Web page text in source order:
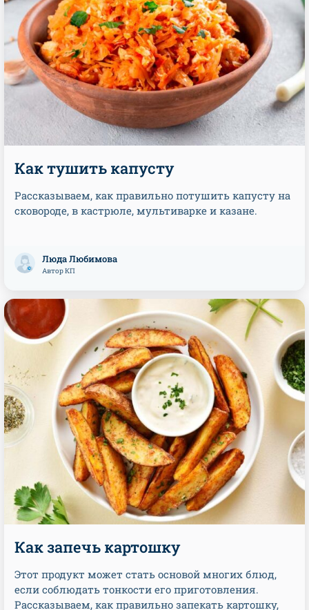
Как тушить капусту
Рассказываем, как правильно потушить капусту на
сковороде, в кастрюле, мультиварке и казане.
Люда Любимова
Автор КП
Как запечь картошку
Этот продукт может стать основой многих блюд,
если соблюдать тонкости его приготовления.
Рассказываем, как правильно запекать картошку,